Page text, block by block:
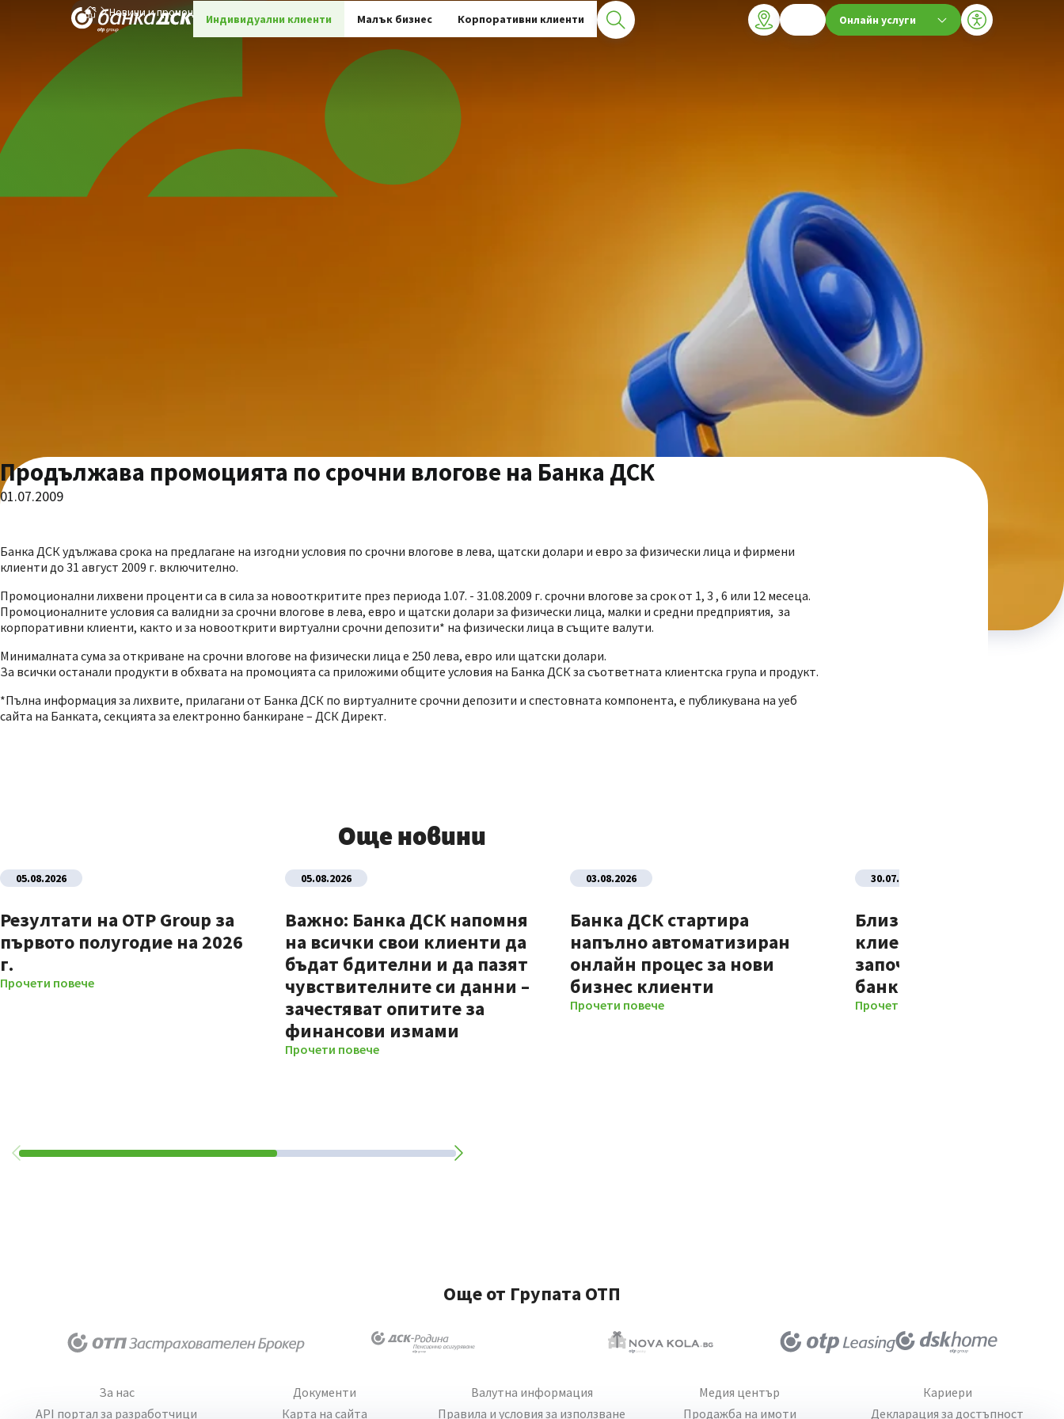
Индивидуални клиенти Малък бизнес Корпоративни клиенти Онлайн услуги
Новини и промоции
Продължава промоцията по срочни влогове на Банка ДСК
01.07.2009
Банка ДСК удължава срока на предлагане на изгодни условия по срочни влогове в лева, щатски долари и евро за физически лица и фирмени
клиенти до 31 август 2009 г. включително.
Промоционални лихвени проценти са в сила за новооткритите през периода 1.07. - 31.08.2009 г. срочни влогове за срок от 1, 3 , 6 или 12 месеца.
Промоционалните условия са валидни за срочни влогове в лева, евро и щатски долари за физически лица, малки и средни предприятия, за
корпоративни клиенти, както и за новооткрити виртуални срочни депозити* на физически лица в същите валути.
Минималната сума за откриване на срочни влогове на физически лица е 250 лева, евро или щатски долари.
За всички останали продукти в обхвата на промоцията са приложими общите условия на Банка ДСК за съответната клиентска група и продукт.
*Пълна информация за лихвите, прилагани от Банка ДСК по виртуалните срочни депозити и спестовната компонента, е публикувана на уеб
сайта на Банката, секцията за електронно банкиране – ДСК Директ.
Още новини
05.08.2026
Резултати на OTP Group за
първото полугодие на 2026
г.
Прочети повече
05.08.2026
Важно: Банка ДСК напомня
на всички свои клиенти да
бъдат бдителни и да пазят
чувствителните си данни –
зачестяват опитите за
финансови измами
Прочети повече
03.08.2026
Банка ДСК стартира
напълно автоматизиран
онлайн процес за нови
бизнес клиенти
Прочети повече
30.07.2026
Близо 70% от новите
клиенти на Банка ДСК
започват отношенията
банката изцяло
Прочети повече
Още от Групата ОТП
За нас
API портал за разработчици
Документи
Карта на сайта
Валутна информация
Правила и условия за използване
Медия център
Продажба на имоти
Кариери
Декларация за достъпност